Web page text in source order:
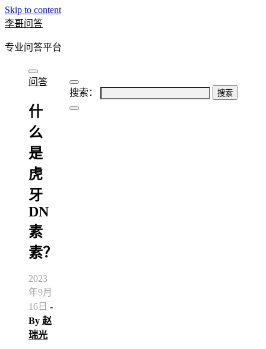
Skip to content
李哥问答
专业问答平台
搜索：
问答
什
么
是
虎
牙
DN
素
素？
2023
年9月
16日 -
By 赵
瑞光